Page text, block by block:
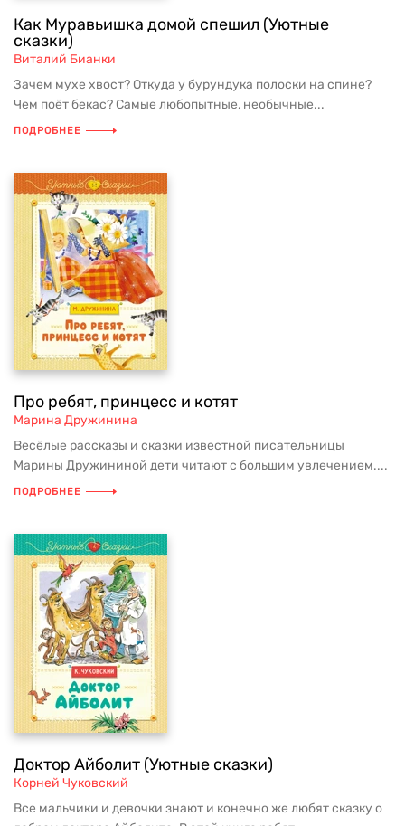
Как Муравьишка домой спешил (Уютные
сказки)
Виталий Бианки
Зачем мухе хвост? Откуда у бурундука полоски на спине?
Чем поёт бекас? Самые любопытные, необычные...
ПОДРОБНЕЕ
Про ребят, принцесс и котят
Марина Дружинина
Весёлые рассказы и сказки известной писательницы
Марины Дружининой дети читают с большим увлечением....
ПОДРОБНЕЕ
Доктор Айболит (Уютные сказки)
Корней Чуковский
Все мальчики и девочки знают и конечно же любят сказку о